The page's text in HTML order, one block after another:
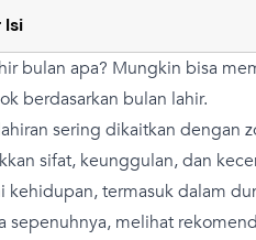
Isi
bulan apa? Mungkin bisa
berdasarkan bulan lahir.
sering dikaitkan dengan
sifat, keunggulan, dan
kehidupan, termasuk dalam
sepenuhnya, melihat